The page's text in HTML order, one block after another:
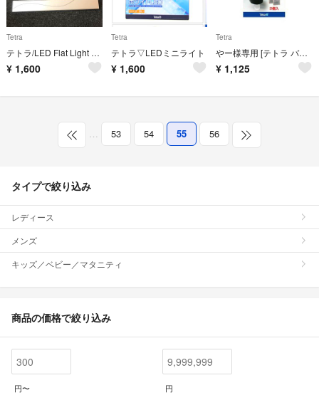
Tetra
テトラ/LED Flat Light 30〜52cm水槽
¥ 1,600
Tetra
テトラ▽LEDミニライト
¥ 1,600
Tetra
やー様専用 [テトラ バイオバッグS]
¥ 1,125
… 53 54 55 56
タイプで絞り込み
レディース
メンズ
キッズ／ベビー／マタニティ
商品の価格で絞り込み
円〜 円